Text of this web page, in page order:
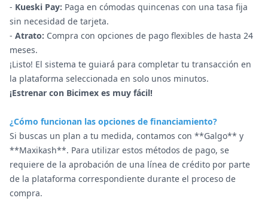
- Kueski Pay: Paga en cómodas quincenas con una tasa fija
sin necesidad de tarjeta.
- Atrato: Compra con opciones de pago flexibles de hasta 24
meses.
¡Listo! El sistema te guiará para completar tu transacción en
la plataforma seleccionada en solo unos minutos.
¡Estrenar con Bicimex es muy fácil!
¿Cómo funcionan las opciones de financiamiento?
Si buscas un plan a tu medida, contamos con **Galgo** y
**Maxikash**. Para utilizar estos métodos de pago, se
requiere de la aprobación de una línea de crédito por parte
de la plataforma correspondiente durante el proceso de
compra.